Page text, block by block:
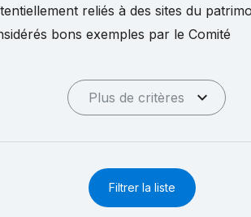
reliés à des sites du
bons exemples par le Comité
Plus de critères
Filtrer la liste